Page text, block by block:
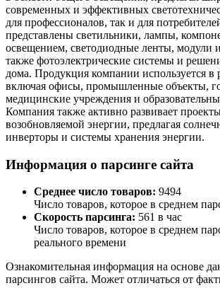
современных и эффективных
для профессионалов, так и для
представлены светильники, лампы,
освещением, светодиодные ленты, модули
также фотоэлектрические системы и
дома. Продукция компании используется в
включая офисы, промышленные объекты,
медицинские учреждения и
Компания также активно развивает
возобновляемой энергии, предлагая
инверторы и системы хранения энергии.
Информация о парсинге сайта
Среднее число товаров: 9494
Число товаров, которое в среднем
Скорость парсинга: 561 в час
Число товаров, которое в среднем
реального времени
Ознакомительная информация на основе
парсингов сайта. Может отличаться от